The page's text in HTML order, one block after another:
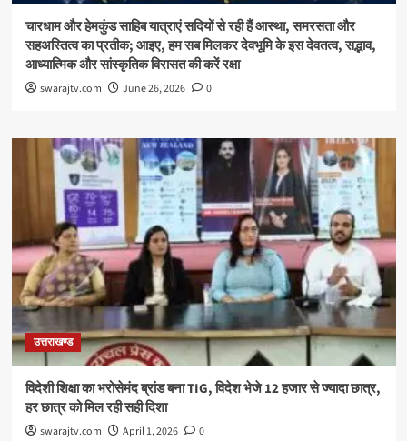
चारधाम और हेमकुंड साहिब यात्राएं सदियों से रही हैं आस्था, समरसता और
सहअस्तित्व का प्रतीक; आइए, हम सब मिलकर देवभूमि के इस देवतत्व, सद्भाव,
आध्यात्मिक और सांस्कृतिक विरासत की करें रक्षा
swarajtv.com June 26, 2026 0
उत्तराखण्ड
विदेशी शिक्षा का भरोसेमंद ब्रांड बना TIG, विदेश भेजे 12 हजार से ज्यादा छात्र,
हर छात्र को मिल रही सही दिशा
swarajtv.com April 1, 2026 0